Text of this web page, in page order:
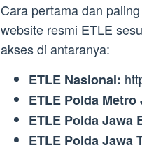
Cara pertama dan
website resmi ETLE
akses di antaranya:
ETLE Nasional:
ETLE Polda Metro
ETLE Polda Jawa
ETLE Polda Jawa